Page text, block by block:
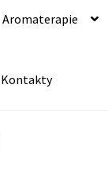
Aromaterapie
Kontakty